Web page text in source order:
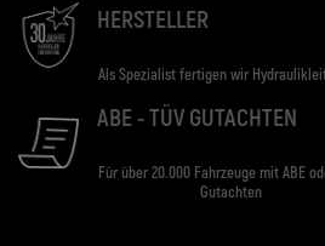
HERSTELLER
Als Spezialist fertigen wir
ABE - TÜV GUTACHTEN
Für über 20.000 Fahrzeuge mit ABE
Gutachten